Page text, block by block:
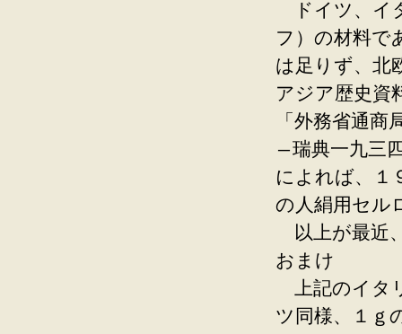
ドイツ、イ
フ）の材料で
は足りず、北
アジア歴史資
「外務省通
―瑞典一九三
によれば、１
の人絹用セ
以上が最近
おまけ
上記のイタ
ツ同様、１ｇ